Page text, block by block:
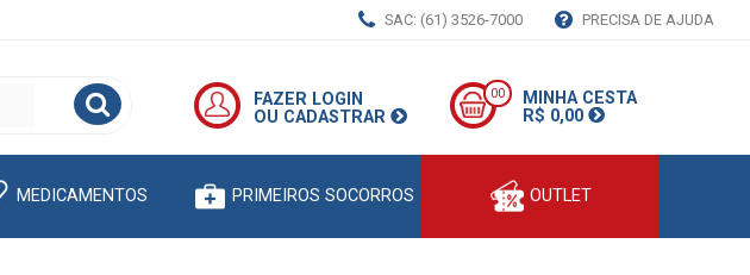
SAC: (61) 3526-7000 PRECISA DE AJUDA
FAZER LOGIN
OU CADASTRAR
00
MINHA CESTA
R$ 0,00
MEDICAMENTOS PRIMEIROS SOCORROS OUTLET